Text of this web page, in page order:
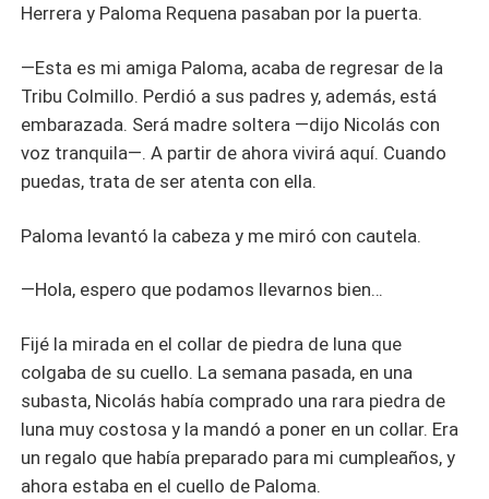
Herrera y Paloma Requena pasaban por la puerta.
—Esta es mi amiga Paloma, acaba de regresar de la
Tribu Colmillo. Perdió a sus padres y, además, está
embarazada. Será madre soltera —dijo Nicolás con
voz tranquila—. A partir de ahora vivirá aquí. Cuando
puedas, trata de ser atenta con ella.
Paloma levantó la cabeza y me miró con cautela.
—Hola, espero que podamos llevarnos bien…
Fijé la mirada en el collar de piedra de luna que
colgaba de su cuello. La semana pasada, en una
subasta, Nicolás había comprado una rara piedra de
luna muy costosa y la mandó a poner en un collar. Era
un regalo que había preparado para mi cumpleaños, y
ahora estaba en el cuello de Paloma.